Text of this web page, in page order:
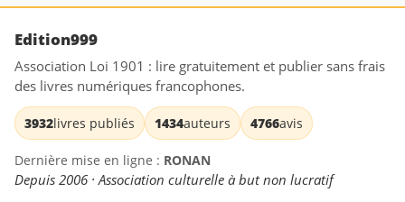
Edition999
Association Loi 1901 : lire gratuitement et publier sans frais
des livres numériques francophones.
3932livres publiés 1434auteurs 4766avis
Dernière mise en ligne : RONAN
Depuis 2006 · Association culturelle à but non lucratif